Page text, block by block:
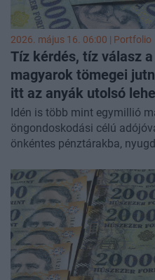
az, hogy az újranyitás
korábbi hibákat. A szervezet
hogy a dokumentumot
részére.
2026. május 16. 06:00 | Portfolio
Tíz kérdés, tíz válasz
magyarok tömegei
itt az anyák utolsó
Idén is több mint egymillió
öngondoskodási célú
önkéntes pénztárakba,
megszerzésére már nincs
benyújtandó
vannak olyanok is, például a
többgyermekes anyák, akik
támogatásban. Tíz
legfontosabb tudnivalókat a